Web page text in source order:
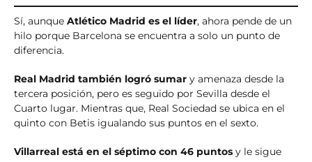
Sí, aunque Atlético Madrid es el líder, ahora pende de un
hilo porque Barcelona se encuentra a solo un punto de
diferencia.
Real Madrid también logró sumar y amenaza desde la
tercera posición, pero es seguido por Sevilla desde el
Cuarto lugar. Mientras que, Real Sociedad se ubica en el
quinto con Betis igualando sus puntos en el sexto.
Villarreal está en el séptimo con 46 puntos y le sigue